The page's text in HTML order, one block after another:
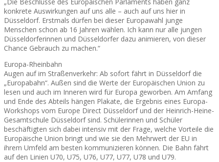
konkrete Auswirkungen auf uns alle – auch auf uns hier in
Düsseldorf. Erstmals dürfen bei dieser Europawahl junge
Menschen schon ab 16 Jahren wählen. Ich kann nur alle jungen
Düsseldorferinnen und Düsseldorfer dazu animieren, von dieser
Chance Gebrauch zu machen.“
Europa-Rheinbahn
Augen auf im Straßenverkehr: Ab sofort fährt in Düsseldorf die
„Europabahn“. Außen sind die Werte der Europäischen Union zu
lesen und auch im Inneren wird für Europa geworben. Am Amfang
und Ende des Abteils hängen Plakate, die Ergebnis eines Europa-
Workshops vom Europe Direct Düsseldorf und der Heinrich-Heine-
Gesamtschule Düsseldorf sind. Schülerinnen und Schüler
beschäftigten sich dabei intensiv mit der Frage, welche Vorteile die
Europäische Union bringt und wie sie den Mehrwert der EU in
ihrem Umfeld am besten kommunizieren können. Die Bahn fährt
auf den Linien U70, U75, U76, U77, U77, U78 und U79.